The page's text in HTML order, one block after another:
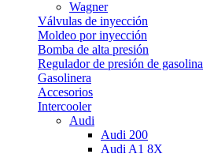
Wagner
Válvulas de inyección
Moldeo por inyección
Bomba de alta presión
Regulador de presión de gasolina
Gasolinera
Accesorios
Intercooler
Audi
Audi 200
Audi A1 8X